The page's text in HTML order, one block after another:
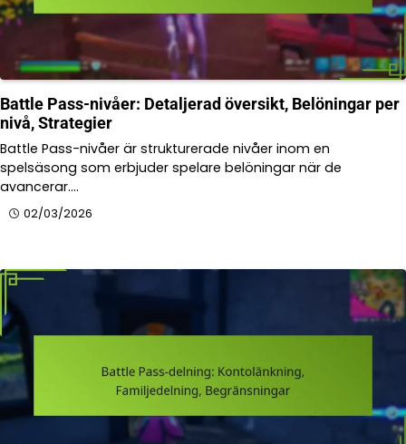
Battle Pass-nivåer: Detaljerad översikt, Belöningar per
nivå, Strategier
Battle Pass-nivåer är strukturerade nivåer inom en
spelsäsong som erbjuder spelare belöningar när de
avancerar.…
02/03/2026